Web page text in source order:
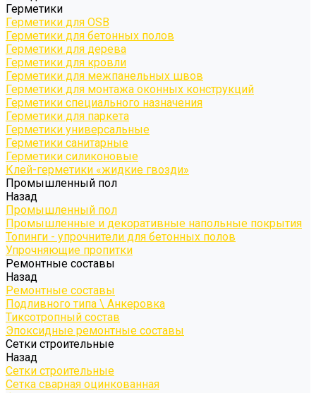
Герметики
Герметики для OSB
Герметики для бетонных полов
Герметики для дерева
Герметики для кровли
Герметики для межпанельных швов
Герметики для монтажа оконных конструкций
Герметики специального назначения
Герметики для паркета
Герметики универсальные
Герметики санитарные
Герметики силиконовые
Клей-герметики «жидкие гвозди»
Промышленный пол
Назад
Промышленный пол
Промышленные и декоративные напольные покрытия
Топинги - упрочнители для бетонных полов
Упрочняющие пропитки
Ремонтные составы
Назад
Ремонтные составы
Подливного типа \ Анкеровка
Тиксотропный состав
Эпоксидные ремонтные составы
Сетки строительные
Назад
Сетки строительные
Сетка сварная оцинкованная